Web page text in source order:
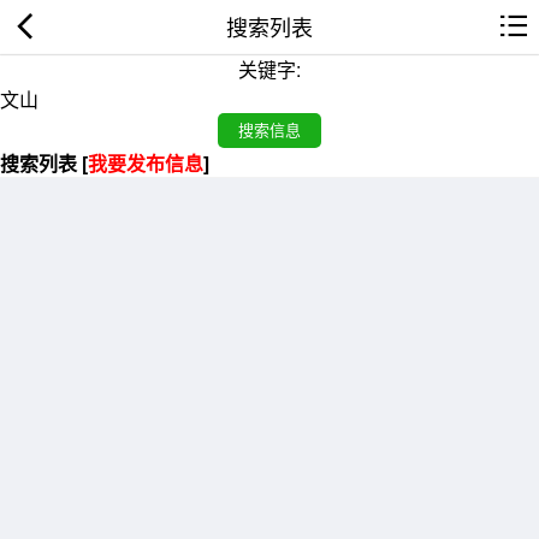
搜索列表
关键字:
搜索列表 [我要发布信息]